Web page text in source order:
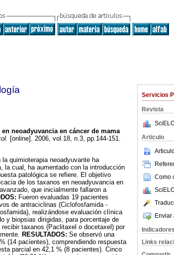
Servicios
Revista
Articulo
Como
Enviar
Indicadores
Links
neoadyuvancia en cáncer de mama
[online]. 2006, vol.18, n.3, pp.144-151.
quimioterapia neoadyuvante ha
la cual, ha aumentado con la introducción
patológica se refiere. El objetivo
de los taxanos en neoadyuvancia en
que inicialmente fallaron a
Fueron evaluadas 19 pacientes
de antraciclinas (Ciclofosfamida -
realizándose evaluación clínica
y biopsias dirigidas, para porcentaje de
taxanos (Paclitaxel o docetaxel) por
RESULTADOS: Se observó una
(14 pacientes), comprendiendo respuesta
parcial en 42,1 % (8 pacientes). Cinco